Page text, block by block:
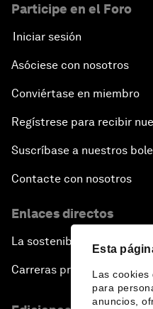
Esta
Las cookies
para
anuncios,
Participe en el Foro
Iniciar sesión
Asóciese con nosotros
Conviértase en miembro
Regístrese para recibir
Suscríbase a nuestros
Contacte con nosotros
Enlaces directos
La sostenibilidad en el Foro
Carreras profesionales